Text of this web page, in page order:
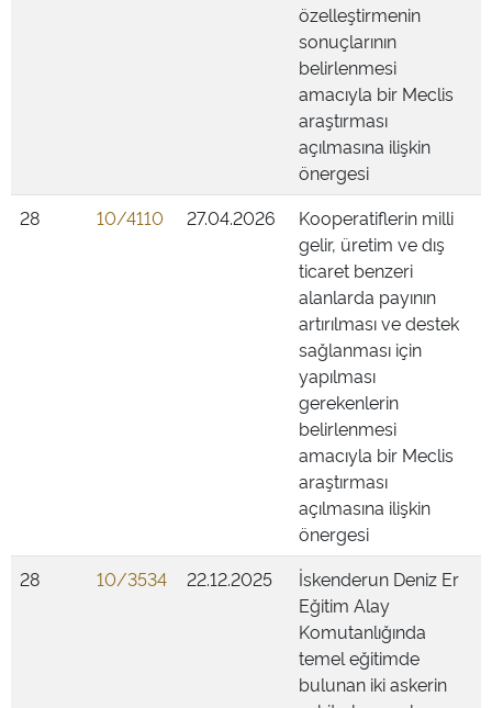
özelleştirmenin
sonuçlarının
belirlenmesi
amacıyla bir Meclis
araştırması
açılmasına ilişkin
önergesi
28
10/4110 27.04.2026
Kooperatiflerin milli
gelir, üretim ve dış
ticaret benzeri
alanlarda payının
artırılması ve destek
sağlanması için
yapılması
gerekenlerin
belirlenmesi
amacıyla bir Meclis
araştırması
açılmasına ilişkin
önergesi
28
10/3534 22.12.2025
İskenderun Deniz Er
Eğitim Alay
Komutanlığında
temel eğitimde
bulunan iki askerin